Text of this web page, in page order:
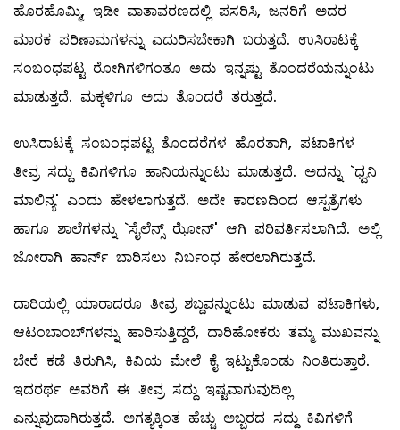
ಹೊರಹೊಮ್ಮಿ, ಇಡೀ ವಾತಾವರಣದಲ್ಲಿ ಪಸರಿಸಿ, ಜನರಿಗೆ ಅದರ
ಮಾರಕ ಪರಿಣಾಮಗಳನ್ನು ಎದುರಿಸಬೇಕಾಗಿ ಬರುತ್ತದೆ. ಉಸಿರಾಟಕ್ಕೆ
ಸಂಬಂಧಪಟ್ಟ ರೋಗಿಗಳಿಗಂತೂ ಅದು ಇನ್ನಷ್ಟು ತೊಂದರೆಯನ್ನುಂಟು
ಮಾಡುತ್ತದೆ. ಮಕ್ಕಳಿಗೂ ಅದು ತೊಂದರೆ ತರುತ್ತದೆ.
ಉಸಿರಾಟಕ್ಕೆ ಸಂಬಂಧಪಟ್ಟ ತೊಂದರೆಗಳ ಹೊರತಾಗಿ, ಪಟಾಕಿಗಳ
ತೀವ್ರ ಸದ್ದು ಕಿವಿಗಳಿಗೂ ಹಾನಿಯನ್ನುಂಟು ಮಾಡುತ್ತದೆ. ಅದನ್ನು `ಧ್ವನಿ
ಮಾಲಿನ್ಯ' ಎಂದು ಹೇಳಲಾಗುತ್ತದೆ. ಅದೇ ಕಾರಣದಿಂದ ಆಸ್ಪತ್ರೆಗಳು
ಹಾಗೂ ಶಾಲೆಗಳನ್ನು `ಸೈಲೆನ್ಸ್ ಝೋನ್‌' ಆಗಿ ಪರಿವರ್ತಿಸಲಾಗಿದೆ. ಅಲ್ಲಿ
ಜೋರಾಗಿ ಹಾರ್ನ್‌ ಬಾರಿಸಲು ನಿರ್ಬಂಧ ಹೇರಲಾಗಿರುತ್ತದೆ.
ದಾರಿಯಲ್ಲಿ ಯಾರಾದರೂ ತೀವ್ರ ಶಬ್ದವನ್ನುಂಟು ಮಾಡುವ ಪಟಾಕಿಗಳು,
ಆಟಂಬಾಂಬ್‌ಗಳನ್ನು ಹಾರಿಸುತ್ತಿದ್ದರೆ, ದಾರಿಹೋಕರು ತಮ್ಮ ಮುಖವನ್ನು
ಬೇರೆ ಕಡೆ ತಿರುಗಿಸಿ, ಕಿವಿಯ ಮೇಲೆ ಕೈ ಇಟ್ಟುಕೊಂಡು ನಿಂತಿರುತ್ತಾರೆ.
ಇದರರ್ಥ ಅವರಿಗೆ ಈ ತೀವ್ರ ಸದ್ದು ಇಷ್ಟವಾಗುವುದಿಲ್ಲ
ಎನ್ನುವುದಾಗಿರುತ್ತದೆ. ಅಗತ್ಯಕ್ಕಿಂತ ಹೆಚ್ಚು ಅಬ್ಬರದ ಸದ್ದು ಕಿವಿಗಳಿಗೆ